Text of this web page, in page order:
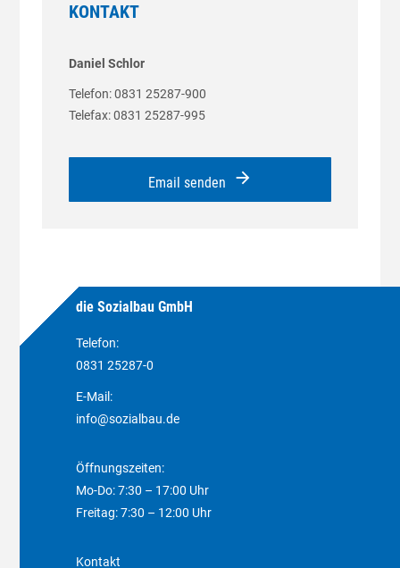
KONTAKT
Daniel Schlor
Telefon: 0831 25287-900
Telefax: 0831 25287-995
Email senden arrow_forward
die Sozialbau GmbH
Telefon:
0831 25287-0
E-Mail:
info@sozialbau.de
Öffnungszeiten:
Mo-Do: 7:30 – 17:00 Uhr
Freitag: 7:30 – 12:00 Uhr
Kontakt